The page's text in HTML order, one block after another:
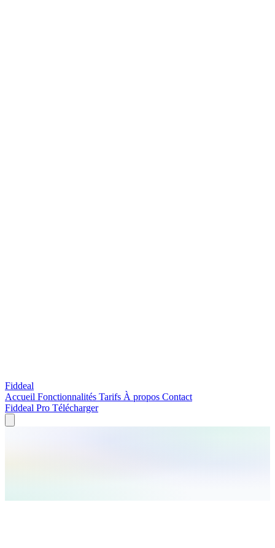
Fiddeal
Accueil Fonctionnalités Tarifs À propos Contact
Fiddeal Pro Télécharger